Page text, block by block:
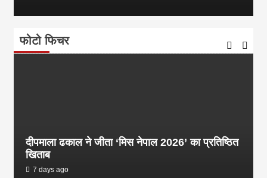
फोटो फिचर
दीपमाला ढकाल ने जीता ‘मिस नेपाल 2026’ का प्रतिष्ठित
खिताब
7 days ago